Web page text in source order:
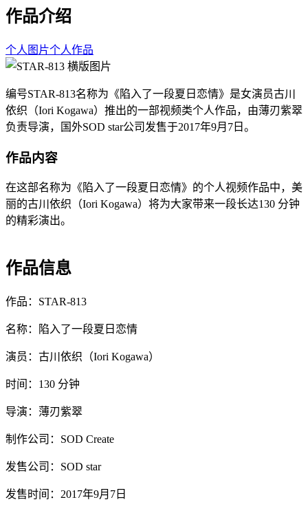
作品介绍
个人图片个人作品
编号STAR-813名称为《陷入了一段夏日恋情》是女演员古川
依织（Iori Kogawa）推出的一部视频类个人作品，由薄刃紫翠
负责导演，国外SOD star公司发售于2017年9月7日。
作品内容
在这部名称为《陷入了一段夏日恋情》的个人视频作品中，美
丽的古川依织（Iori Kogawa）将为大家带来一段长达130 分钟
的精彩演出。
作品信息
作品：STAR-813
名称：陷入了一段夏日恋情
演员：古川依织（Iori Kogawa）
时间：130 分钟
导演：薄刃紫翠
制作公司：SOD Create
发售公司：SOD star
发售时间：2017年9月7日